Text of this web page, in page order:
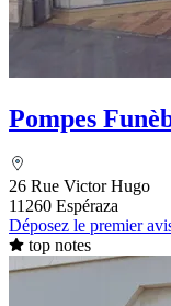
Pompes
26 Rue Victor Hugo
11260 Espéraza
Déposez le premier
top notes